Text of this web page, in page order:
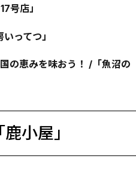
号店」
ってつ」
の恵みを味おう！ /「魚沼の
小屋」